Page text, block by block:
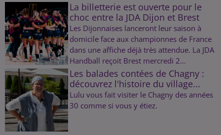
La billetterie est ouverte pour le
choc entre la JDA Dijon et Brest
Les Dijonnaises lanceront leur saison à
domicile face aux championnes de France
dans une affiche déjà très attendue. La JDA
Handball reçoit Brest mercredi 2...
Les balades contées de Chagny :
découvrez l'histoire du village...
Lulu vous fait visiter le Chagny des années
30 comme si vous y étiez.